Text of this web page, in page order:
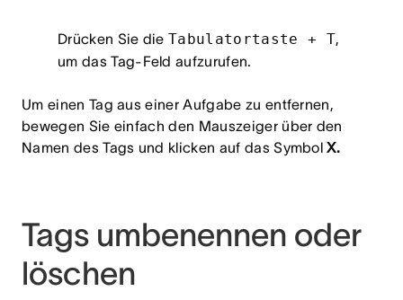
Drücken Sie dieTabulatortaste + T,
um das Tag-Feld aufzurufen.
Um einen Tag aus einer Aufgabe zu entfernen,
bewegen Sie einfach den Mauszeiger über den
Namen des Tags und klicken auf das SymbolX.
Tags umbenennen oder
löschen